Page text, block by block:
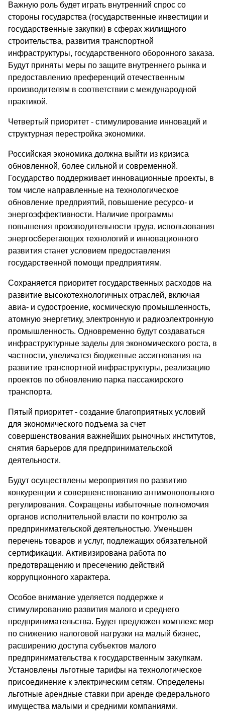
Важную роль будет играть внутренний спрос со
стороны государства (государственные инвестиции и
государственные закупки) в сферах жилищного
строительства, развития транспортной
инфраструктуры, государственного оборонного заказа.
Будут приняты меры по защите внутреннего рынка и
предоставлению преференций отечественным
производителям в соответствии с международной
практикой.
Четвертый приоритет - стимулирование инноваций и
структурная перестройка экономики.
Российская экономика должна выйти из кризиса
обновленной, более сильной и современной.
Государство поддерживает инновационные проекты, в
том числе направленные на технологическое
обновление предприятий, повышение ресурсо- и
энергоэффективности. Наличие программы
повышения производительности труда, использования
энергосберегающих технологий и инновационного
развития станет условием предоставления
государственной помощи предприятиям.
Сохраняется приоритет государственных расходов на
развитие высокотехнологичных отраслей, включая
авиа- и судостроение, космическую промышленность,
атомную энергетику, электронную и радиоэлектронную
промышленность. Одновременно будут создаваться
инфраструктурные заделы для экономического роста, в
частности, увеличатся бюджетные ассигнования на
развитие транспортной инфраструктуры, реализацию
проектов по обновлению парка пассажирского
транспорта.
Пятый приоритет - создание благоприятных условий
для экономического подъема за счет
совершенствования важнейших рыночных институтов,
снятия барьеров для предпринимательской
деятельности.
Будут осуществлены мероприятия по развитию
конкуренции и совершенствованию антимонопольного
регулирования. Сокращены избыточные полномочия
органов исполнительной власти по контролю за
предпринимательской деятельностью. Уменьшен
перечень товаров и услуг, подлежащих обязательной
сертификации. Активизирована работа по
предотвращению и пресечению действий
коррупционного характера.
Особое внимание уделяется поддержке и
стимулированию развития малого и среднего
предпринимательства. Будет предложен комплекс мер
по снижению налоговой нагрузки на малый бизнес,
расширению доступа субъектов малого
предпринимательства к государственным закупкам.
Установлены льготные тарифы на технологическое
присоединение к электрическим сетям. Определены
льготные арендные ставки при аренде федерального
имущества малыми и средними компаниями.